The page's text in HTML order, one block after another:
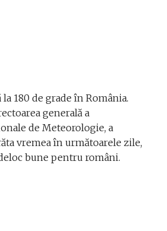
180 de grade în România.
generală a
de Meteorologie, a
vremea în următoarele zile,
bune pentru români.